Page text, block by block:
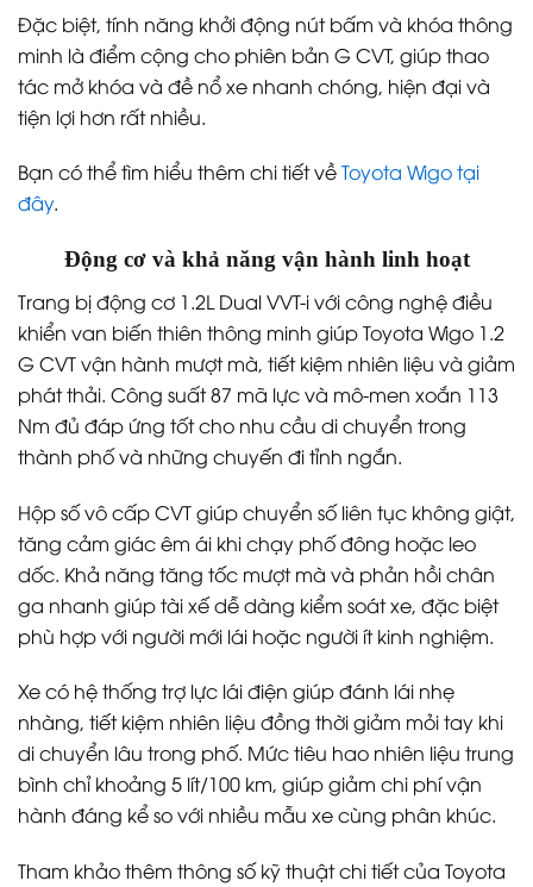
Đặc biệt, tính năng khởi động nút bấm và khóa thông
minh là điểm cộng cho phiên bản G CVT, giúp thao
tác mở khóa và đề nổ xe nhanh chóng, hiện đại và
tiện lợi hơn rất nhiều.
Bạn có thể tìm hiểu thêm chi tiết vềToyota Wigo tại
đây.
Động cơ và khả năng vận hành linh hoạt
Trang bị động cơ 1.2L Dual VVT-i với công nghệ điều
khiển van biến thiên thông minh giúp Toyota Wigo 1.2
G CVT vận hành mượt mà, tiết kiệm nhiên liệu và giảm
phát thải. Công suất 87 mã lực và mô-men xoắn 113
Nm đủ đáp ứng tốt cho nhu cầu di chuyển trong
thành phố và những chuyến đi tỉnh ngắn.
Hộp số vô cấp CVT giúp chuyển số liên tục không giật,
tăng cảm giác êm ái khi chạy phố đông hoặc leo
dốc. Khả năng tăng tốc mượt mà và phản hồi chân
ga nhanh giúp tài xế dễ dàng kiểm soát xe, đặc biệt
phù hợp với người mới lái hoặc người ít kinh nghiệm.
Xe có hệ thống trợ lực lái điện giúp đánh lái nhẹ
nhàng, tiết kiệm nhiên liệu đồng thời giảm mỏi tay khi
di chuyển lâu trong phố. Mức tiêu hao nhiên liệu trung
bình chỉ khoảng 5 lít/100 km, giúp giảm chi phí vận
hành đáng kể so với nhiều mẫu xe cùng phân khúc.
Tham khảo thêm thông số kỹ thuật chi tiết của Toyota